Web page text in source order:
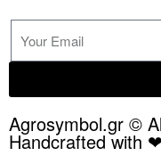
Agrosymbol.gr ©
Handcrafted with